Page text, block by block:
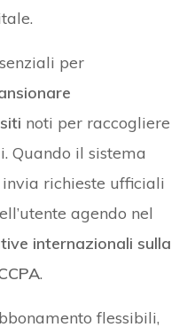
per
noti per raccogliere
Quando il sistema
richieste ufficiali
agendo nel
internazionali sulla
.
flessibili,